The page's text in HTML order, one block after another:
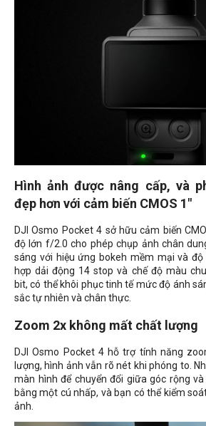
Hình ảnh được nâng cấp, và
đẹp hơn với cảm biến CMOS 1"
DJI Osmo Pocket 4 sở hữu cảm biến
độ lớn f/2.0 cho phép chụp ảnh chân
sáng với hiệu ứng bokeh mềm mại và
hợp dải động 14 stop và chế độ màu
bit, có thể khôi phục tinh tế mức độ ánh
sắc tự nhiên và chân thực.
Zoom 2x không mất chất lượng
DJI Osmo Pocket 4 hỗ trợ tính năng
lượng, hình ảnh vẫn rõ nét khi phóng to.
màn hình để chuyển đổi giữa góc rộng
bằng một cú nhấp, và bạn có thể kiểm
ảnh.